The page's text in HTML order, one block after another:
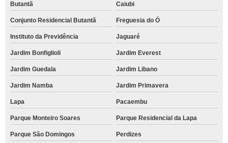
Butantã Caiubi
Conjunto Residencial Butantã Freguesia do Ó
Instituto da Previdência Jaguaré
Jardim Bonfiglioli Jardim Everest
Jardim Guedala Jardim Libano
Jardim Namba Jardim Primavera
Lapa Pacaembu
Parque Monteiro Soares Parque Residencial da Lapa
Parque São Domingos Perdizes